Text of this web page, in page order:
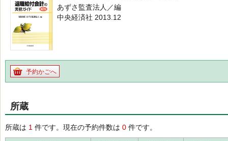
あずさ監査法人／編
中央経済社 2013.12
予約かごへ
所蔵
所蔵は 1 件です。現在の予約件数は 0 件です。